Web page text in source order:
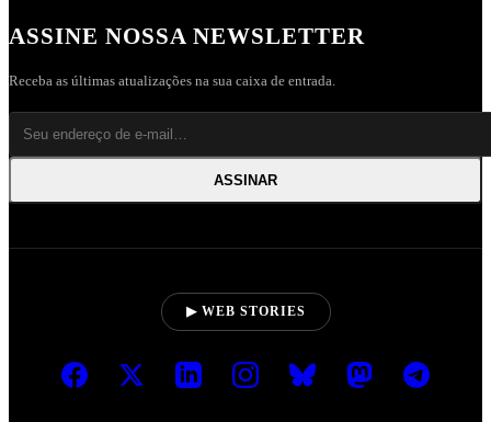
ASSINE NOSSA NEWSLETTER
Receba as últimas atualizações na sua caixa de entrada.
ASSINAR
▶ WEB STORIES